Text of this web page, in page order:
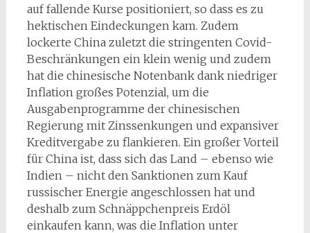
auf fallende Kurse positioniert, so dass es zu
hektischen Eindeckungen kam. Zudem
lockerte China zuletzt die stringenten Covid-
Beschränkungen ein klein wenig und zudem
hat die chinesische Notenbank dank niedriger
Inflation großes Potenzial, um die
Ausgabenprogramme der chinesischen
Regierung mit Zinssenkungen und expansiver
Kreditvergabe zu flankieren. Ein großer Vorteil
für China ist, dass sich das Land – ebenso wie
Indien – nicht den Sanktionen zum Kauf
russischer Energie angeschlossen hat und
deshalb zum Schnäppchenpreis Erdöl
einkaufen kann, was die Inflation unter